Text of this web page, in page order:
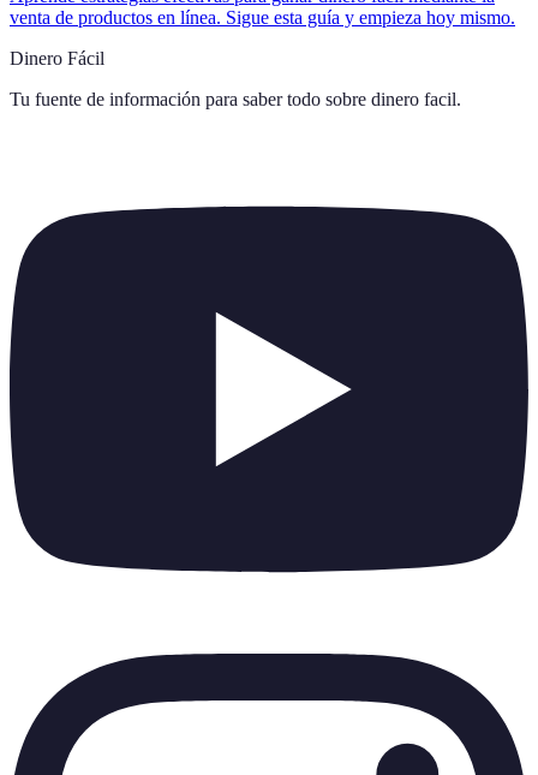
venta de productos en línea. Sigue esta guía y empieza hoy mismo.
Dinero Fácil
Tu fuente de información para saber todo sobre dinero facil.